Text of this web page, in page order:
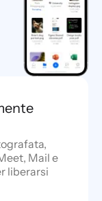
Mail e
liberarsi